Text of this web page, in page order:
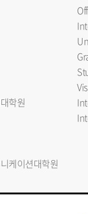
학원
케이션대학원